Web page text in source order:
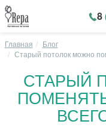
8
Главная
Блог
Старый потолок можно
СТАРЫЙ